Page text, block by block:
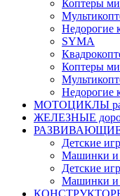
Коптеры
Недорогие
SYMA
Коптеры
Недорогие
МОТОЦИКЛЫ
ЖЕЛЕЗНЫЕ
РАЗВИВАЮЩИЕ
Детские
Машинки и
Детские
Машинки и